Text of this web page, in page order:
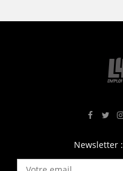
Newsletter :